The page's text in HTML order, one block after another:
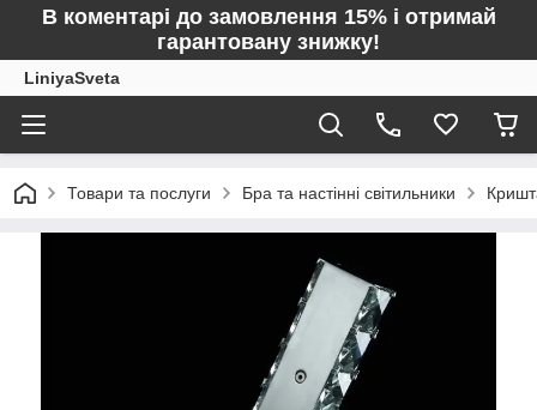
В коментарі до замовлення 15% і отримай
гарантовану знижку!
LiniyaSveta
Товари та послуги Бра та настінні світильники